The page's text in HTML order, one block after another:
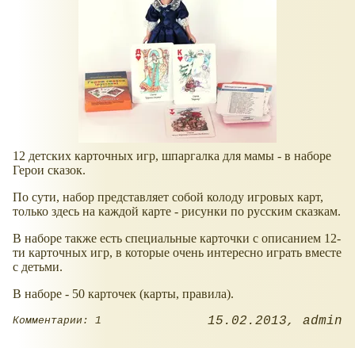
12 детских карточных игр, шпаргалка для мамы - в наборе
Герои сказок.
По сути, набор представляет собой колоду игровых карт,
только здесь на каждой карте - рисунки по русским сказкам.
В наборе также есть специальные карточки с описанием 12-
ти карточных игр, в которые очень интересно играть вместе
с детьми.
В наборе - 50 карточек (карты, правила).
Комментарии: 1 15.02.2013 admin